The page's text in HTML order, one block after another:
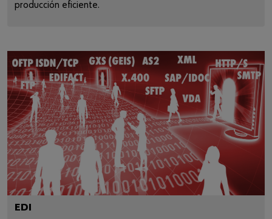
producción eficiente.
EDI